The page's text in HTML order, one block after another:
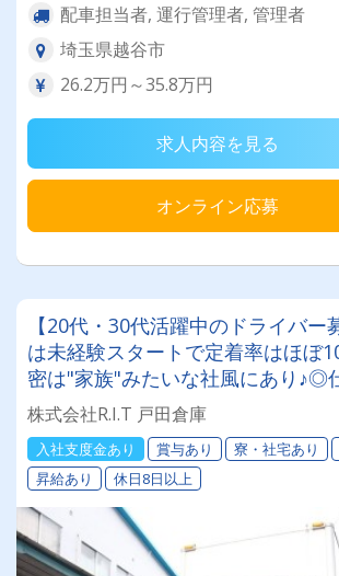
配車担当者, 運行管理者, 管理者
埼玉県越谷市
26.2万円～35.8万円
求人内容を見る
オンライン応募
【20代・30代活躍中のドライバ
は未経験スタートで定着率はほぼ
密は"家族"みたいな社風にあり♪◎
全力な仲間たちと一緒に、一度き
みませんか？◎あなたの新しい挑戦
します！
株式会社R.I.T 戸田倉庫
入社支度金あり 賞与あり 寮・社宅あり
昇給あり
休日8日以上